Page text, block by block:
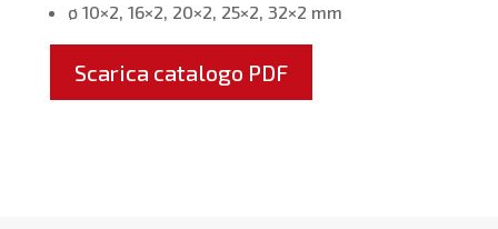
ø 10×2, 16×2, 20×2, 25×2, 32×2 mm
Scarica catalogo PDF